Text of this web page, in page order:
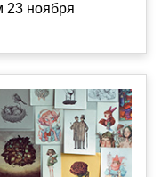
23 ноября